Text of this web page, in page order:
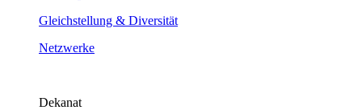
Gleichstellung & Diversität
Netzwerke
Dekanat